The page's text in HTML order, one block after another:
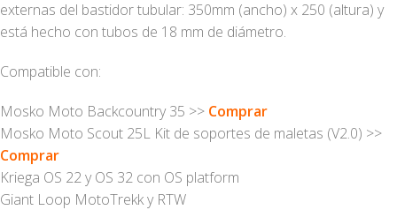
externas del bastidor tubular: 350mm (ancho) x 250 (altura) y
está hecho con tubos de 18 mm de diámetro.
Compatible con:
Mosko Moto Backcountry 35 >> Comprar
Mosko Moto Scout 25L Kit de soportes de maletas (V2.0) >>
Comprar
Kriega OS 22 y OS 32 con OS platform
Giant Loop MotoTrekk y RTW